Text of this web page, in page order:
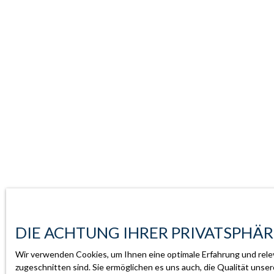
DIE ACHTUNG IHRER
Wir verwenden Cookies, um Ihnen eine optimale Erfahrung und
zugeschnitten sind. Sie ermöglichen es uns auch, die Qualität